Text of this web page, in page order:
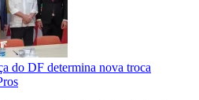
do DF determina nova troca